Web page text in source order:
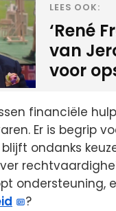
LEES OOK:
‘René
van
voor
financiële
Er is begrip
ondanks
ondersteuning,
?